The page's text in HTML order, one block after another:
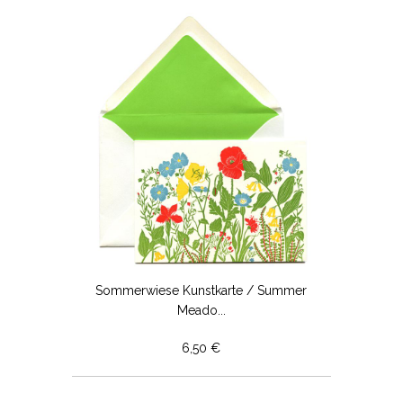
Sommerwiese Kunstkarte / Summer
Meado...
6,50 €